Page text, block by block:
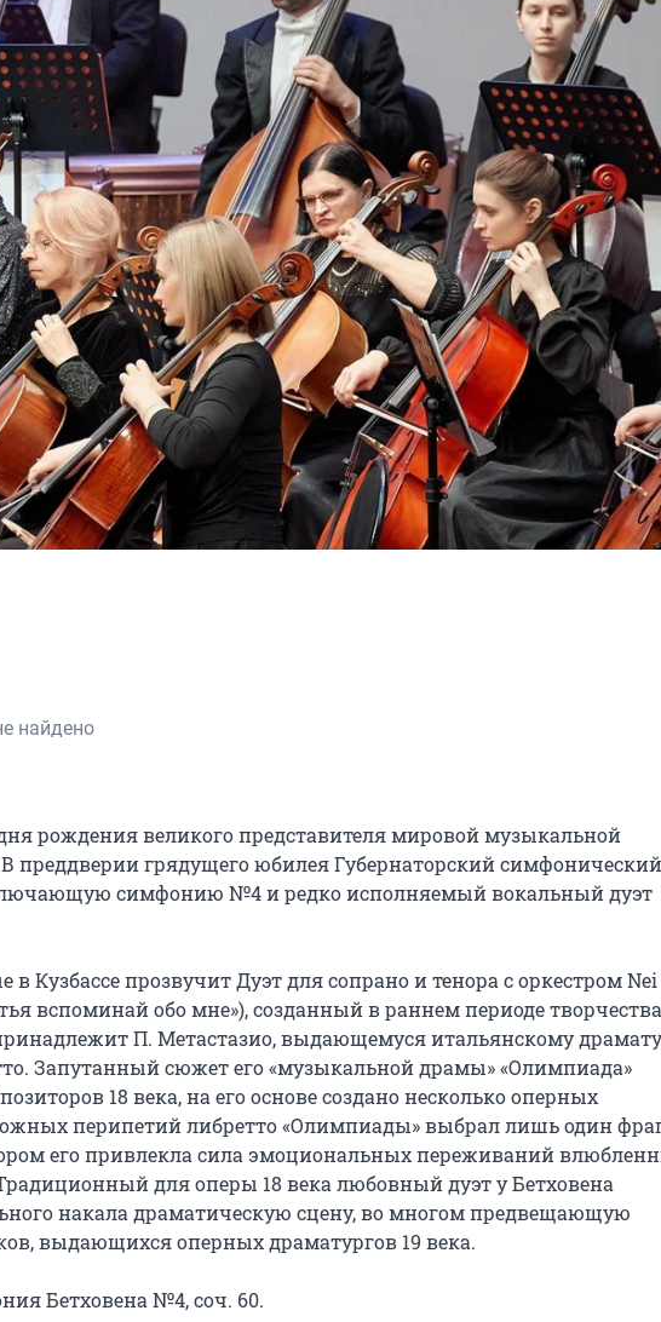
найдено
дня рождения великого представителя мировой музыкальной
преддверии грядущего юбилея Губернаторский симфонический
симфонию №4 и редко исполняемый вокальный дуэт
Кузбассе прозвучит Дуэт для сопрано и тенора с оркестром Nei
вспоминай обо мне»), созданный в раннем периоде творчества
П. Метастазио, выдающемуся итальянскому
Запутанный сюжет его «музыкальной драмы» «Олимпиада»
18 века, на его основе создано несколько оперных
перипетий либретто «Олимпиады» выбрал лишь один
его привлекла сила эмоциональных переживаний
для оперы 18 века любовный дуэт у Бетховена
накала драматическую сцену, во многом предвещающую
выдающихся оперных драматургов 19 века.
Бетховена №4, соч. 60.